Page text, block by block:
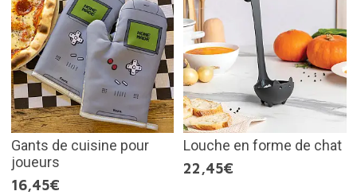
Gants de cuisine pour
joueurs
16,45€
Louche en forme de chat
22,45€